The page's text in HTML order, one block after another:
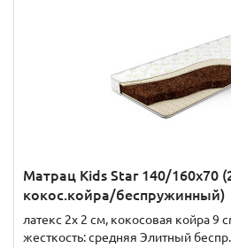
Матрац Kids Star 140/160x70
кокос.койра/беспружинный)
латекс 2x 2 см, кокосовая койра 9
жесткость: средняя Элитный